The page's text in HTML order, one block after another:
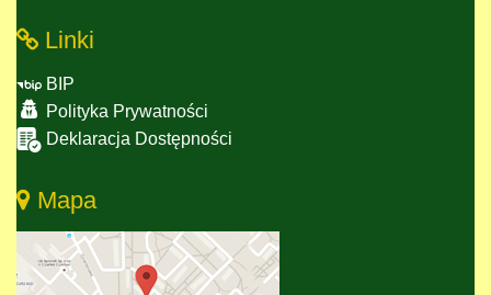
Linki
BIP
Polityka Prywatności
Deklaracja Dostępności
Mapa